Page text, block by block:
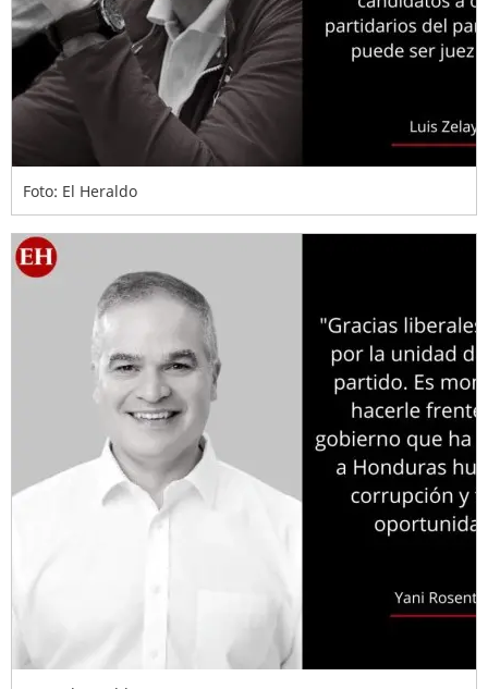
Foto: El Heraldo